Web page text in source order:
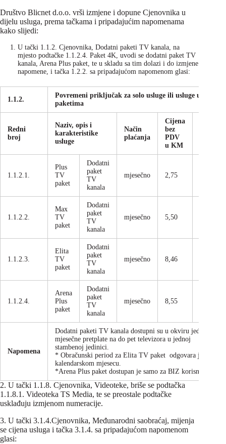
Društvo Blicnet d.o.o. vrši izmjene i dopune Cjenovnika u
dijelu usluga, prema tačkama i pripadajućim napomenama
kako slijedi:
U tački 1.1.2. Cjenovnika, Dodatni paketi TV kanala, na
mjesto podtačke 1.1.2.4. Paket 4K, uvodi se dodatni paket TV
kanala, Arena Plus paket, te u skladu sa tim dolazi i do izmjene
napomene, i tačka 1.2.2. sa pripadajućom napomenom glasi:
1.1.2.
Povremeni priključak za solo usluge ili usluge u
paketima
Redni
broj
Naziv, opis i
karakteristike
usluge
Način
plaćanja
Cijena
bez
PDV
u KM
1.1.2.1.
Plus
TV
paket
Dodatni
paket
TV
kanala
mjesečno 2,75
1.1.2.2.
Max
TV
paket
Dodatni
paket
TV
kanala
mjesečno 5,50
1.1.2.3.
Elita
TV
paket
Dodatni
paket
TV
kanala
mjesečno 8,46
1.1.2.4.
Arena
Plus
paket
Dodatni
paket
TV
kanala
mjesečno 8,55
Napomena
Dodatni paketi TV kanala dostupni su u okviru jedne
mjesečne pretplate na do pet televizora u jednoj
stambenoj jedinici.
* Obračunski period za Elita TV paket odgovara jednom
kalendarskom mjesecu.
*Arena Plus paket dostupan je samo za BIZ korisnike.
2. U tački 1.1.8. Cjenovnika, Videoteke, briše se podtačka
1.1.8.1. Videoteka TS Media, te se preostale podtačke
usklađuju izmjenom numeracije.
3. U tački 3.1.4.Cjenovnika, Međunarodni saobraćaj, mijenja
se cijena usluga i tačka 3.1.4. sa pripadajućom napomenom
glasi: